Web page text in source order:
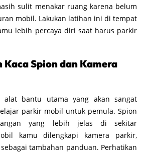
sulit menakar ruang karena belum
mobil. Lakukan latihan ini di tempat
lebih percaya diri saat harus parkir
Spion dan Kamera
alat bantu utama yang akan sangat
parkir mobil untuk pemula. Spion
yang lebih jelas di sekitar
kamu dilengkapi kamera parkir,
tambahan panduan. Perhatikan